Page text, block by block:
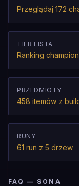
Przeglądaj 172
TIER LISTA
Ranking
PRZEDMIOTY
458 itemów z
RUNY
61 run z 5 drzew
FAQ — SONA